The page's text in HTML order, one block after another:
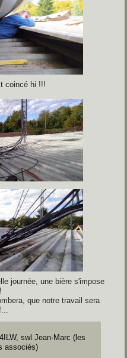
coincé hi !!!
journée, une bière s'impose
que notre travail sera
swl Jean-Marc (les
associés)